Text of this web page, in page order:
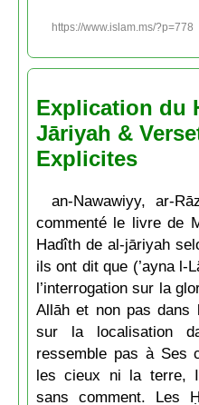
https://www.islam.ms/?p=778
Explication du
Jāriyah &
Explicites
an-Nawawiyy, ar-
commenté le livre de
Hadîth de al-jāriyah
ils ont dit que (’ayna l-
l’interrogation sur la
Allāh et non pas dans
sur la localisation
ressemble pas à Ses
les cieux ni la terre,
sans comment. Les